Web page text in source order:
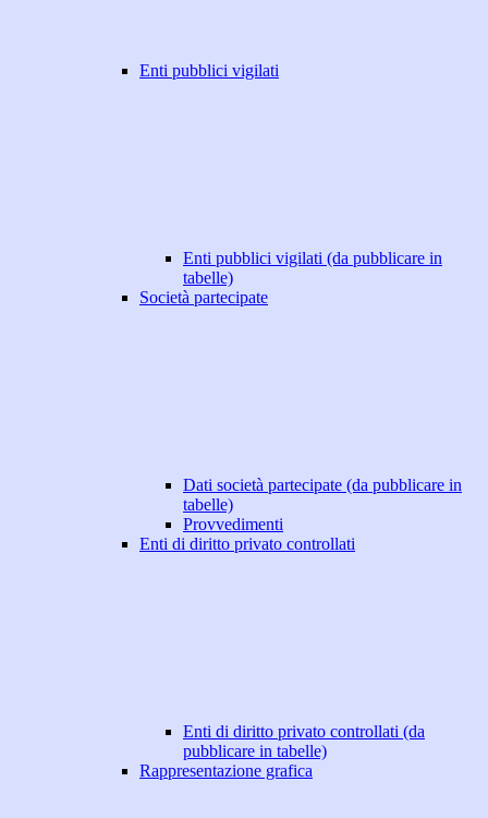
Enti pubblici vigilati
Enti pubblici vigilati (da pubblicare in
tabelle)
Società partecipate
Dati società partecipate (da pubblicare in
tabelle)
Provvedimenti
Enti di diritto privato controllati
Enti di diritto privato controllati (da
pubblicare in tabelle)
Rappresentazione grafica